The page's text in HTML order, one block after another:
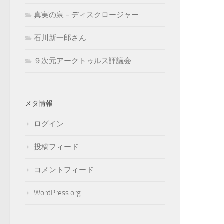
真実の泉－ディスクロージャー
石川新一郎さん
９次元アークトゥルス評議会
メタ情報
ログイン
投稿フィード
コメントフィード
WordPress.org